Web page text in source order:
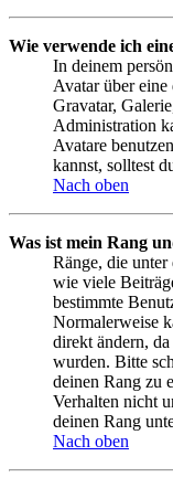
Wie verwende ich
In deinem
Avatar über
Gravatar,
Administration
Avatare
kannst, solltest
Nach oben
Was ist mein Rang
Ränge, die unter
wie viele
bestimmte
Normalerweise
direkt ändern,
wurden. Bitte
deinen Rang zu
Verhalten nicht
deinen Rang
Nach oben